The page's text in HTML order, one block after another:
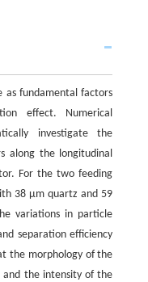
as fundamental factors
effect. Numerical
investigate the
along the longitudinal
For the two feeding
38 μm quartz and 59
variations in particle
separation efficiency
the morphology of the
the intensity of the